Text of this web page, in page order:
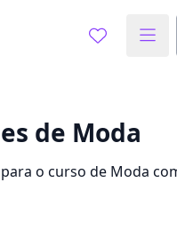
de Moda
o curso de Moda